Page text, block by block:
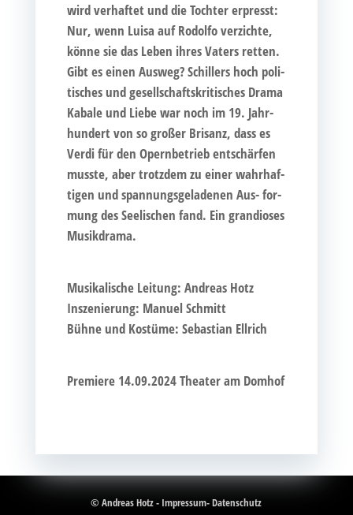
wird ver­haf­tet und die Toch­ter erpresst:
Nur, wenn Lui­sa auf Rodol­fo ver­zich­te,
kön­ne sie das Leben ihres Vaters ret­ten.
Gibt es einen Aus­weg? Schil­lers hoch poli­
ti­sches und gesell­schafts­kri­ti­sches Dra­ma
Kaba­le und Lie­be war noch im 19. Jahr­
hun­dert von so gro­ßer Bri­sanz, dass es
Ver­di für den Opern­be­trieb ent­schär­fen
muss­te, aber trotz­dem zu einer wahr­haf­
ti­gen und span­nungs­ge­la­de­nen Aus- for­
mung des See­li­schen fand. Ein gran­dio­ses
Musikdrama.
Musi­ka­li­sche Lei­tung: Andre­as Hotz
Insze­nie­rung: Manu­el Schmitt
Büh­ne und Kos­tü­me: Sebas­ti­an Ellrich
Pre­mie­re 14.09.2024 Thea­ter am Domhof
© Andreas Hotz - Impressum-Datenschutz